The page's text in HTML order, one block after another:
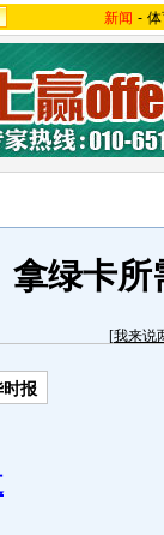
新闻 -
拿绿卡所
[我来说
时报